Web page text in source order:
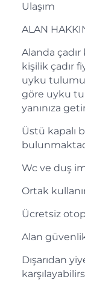
Ulaşım
ALAN
Alanda
kişilik çadır
uyku tulumu
göre uyku
yanınıza
Üstü kapalı
Wc ve duş
Ortak
Ücretsiz
Alan
Dışarıdan